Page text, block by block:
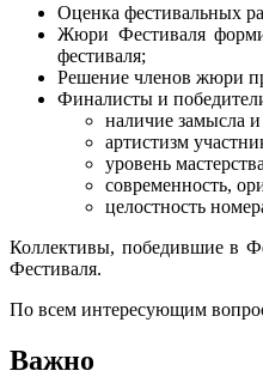
Оценка фестивальных
Жюри Фестиваля
фестиваля;
Решение членов жюри
Финалисты и
наличие замысла
артистизм
уровень
современность,
целостность
Коллективы, победившие в
Фестиваля.
По всем интересующим
Важно